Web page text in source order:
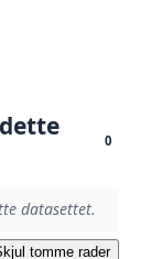
0
datasettet.
tomme rader